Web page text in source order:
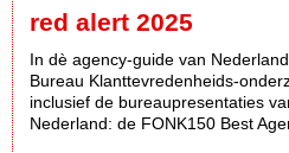
red alert 2025
In dè agency-guide van
Bureau Klanttevredenheids-
inclusief de bureaupresentaties
Nederland: de FONK150 Best